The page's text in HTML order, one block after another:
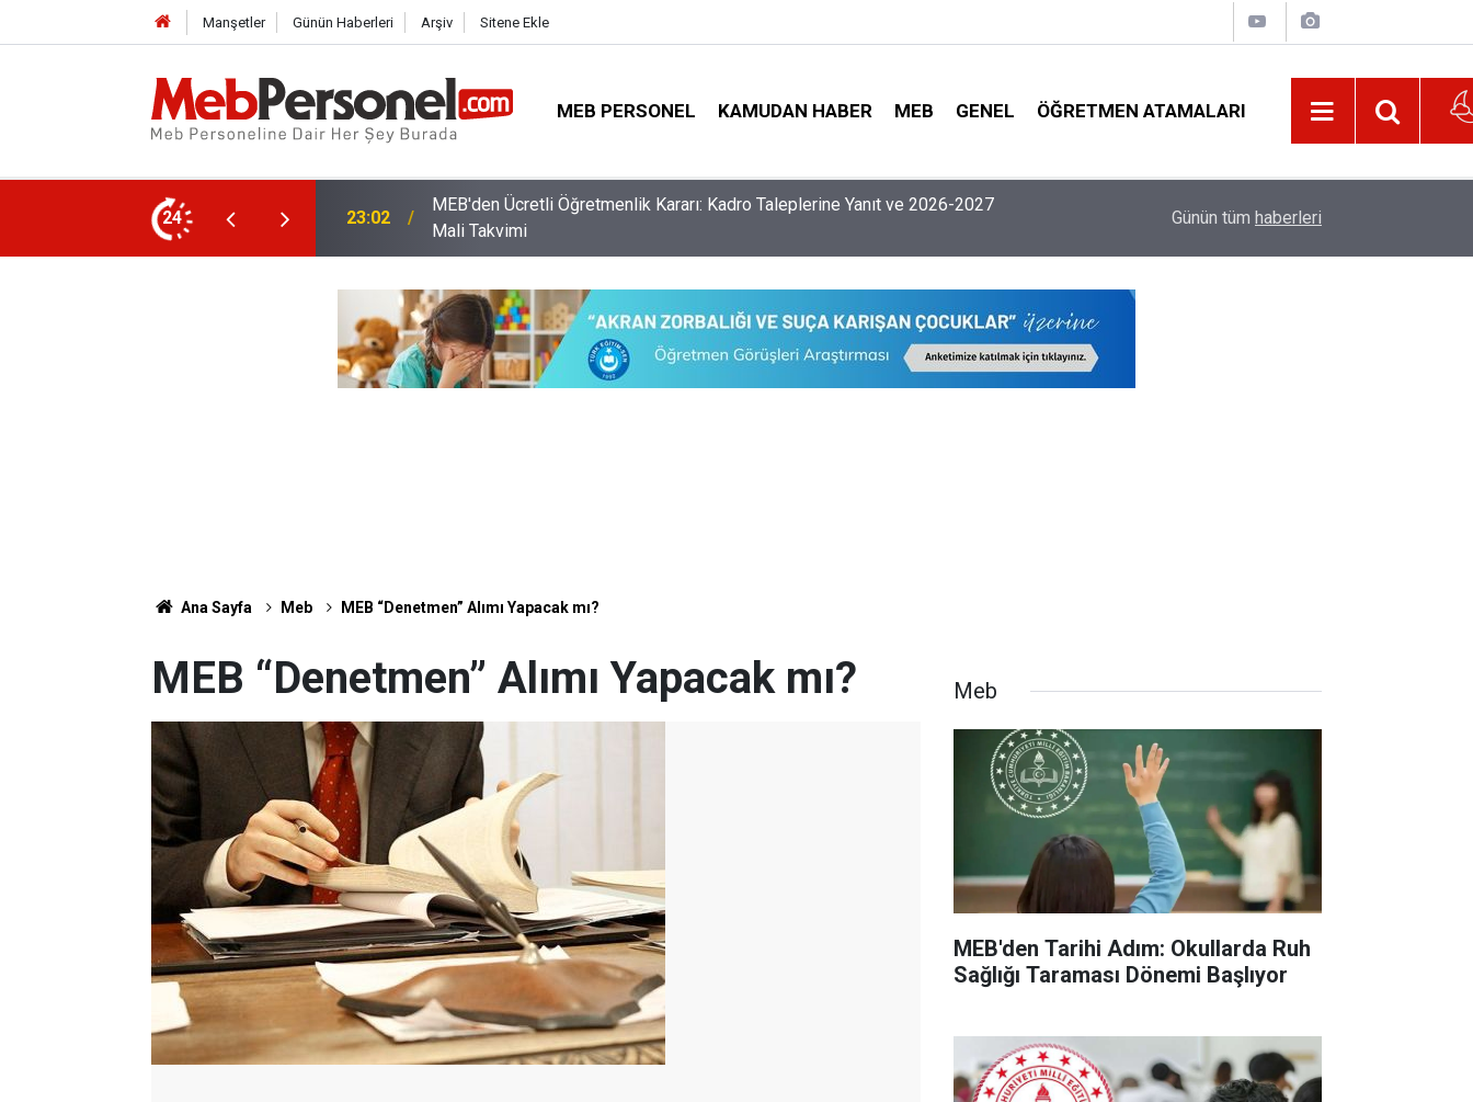
Manşetler Günün Haberleri Arşiv Sitene Ekle
MEB PERSONEL KAMUDAN HABER MEB GENEL ÖĞRETMEN ATAMALARI
24
Kadro Taleplerine Yanıt ve 2026-2027
22:32 Öğretmenlerin Özür Grubu İller Arası Muhtemel İl Emri Atama Tarihleri MEB, 2026-2027 Eğitim Yılı Kayıtlarında Yeni
Günün tüm haberleri
Ana Sayfa Meb MEB “Denetmen” Alımı Yapacak mı?
MEB “Denetmen” Alımı Yapacak mı? Meb
MEB'den Tarihi Adım: Okullarda Ruh
Sağlığı Taraması Dönemi Başlıyor